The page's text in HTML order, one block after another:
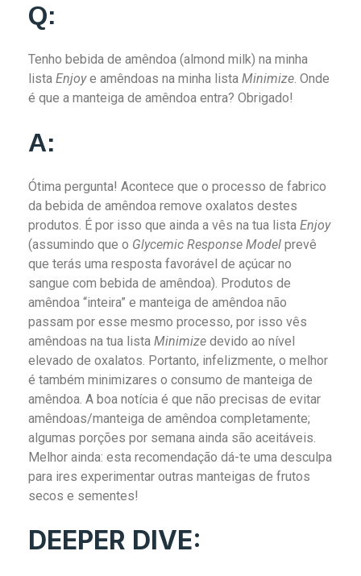
Q:
Tenho bebida de amêndoa (almond milk) na minha
lista Enjoye amêndoas na minha lista Minimize. Onde
é que a manteiga de amêndoa entra? Obrigado!
A:
Ótima pergunta! Acontece que o processo de fabrico
da bebida de amêndoa remove oxalatos destes
produtos. É por isso que ainda a vês na tua lista Enjoy
(assumindo que o Glycemic Response Model prevê
que terás uma resposta favorável de açúcar no
sangue com bebida de amêndoa). Produtos de
amêndoa “inteira” e manteiga de amêndoa não
passam por esse mesmo processo, por isso vês
amêndoas na tua lista Minimize devido ao nível
elevado de oxalatos. Portanto, infelizmente, o melhor
é também minimizares o consumo de manteiga de
amêndoa. A boa notícia é que não precisas de evitar
amêndoas/manteiga de amêndoa completamente;
algumas porções por semana ainda são aceitáveis.
Melhor ainda: esta recomendação dá-te uma desculpa
para ires experimentar outras manteigas de frutos
secos e sementes!
DEEPER DIVE: